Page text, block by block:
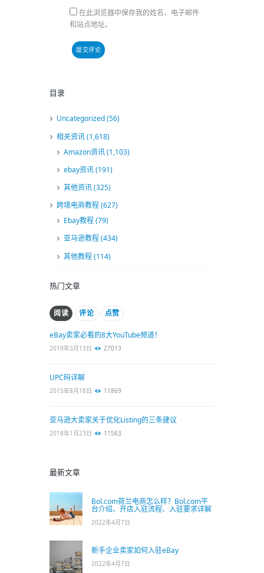
在此浏览器中保存我的姓名、电子邮件
和站点地址。
目录
Uncategorized(56)
相关资讯(1,618)
Amazon资讯(1,103)
ebay资讯(191)
其他资讯(325)
跨境电商教程(627)
Ebay教程(79)
亚马逊教程(434)
其他教程(114)
热门文章
阅读 评论 点赞
eBay卖家必看的8大YouTube频道！
2019年3月13日 27013
UPC码详解
2015年8月18日 11869
亚马逊大卖家关于优化Listing的三条建议
2018年1月23日 11563
最新文章
Bol.com荷兰电商怎么样？Bol.com平
台介绍、开店入驻流程、入驻要求详解
2022年4月7日
新手企业卖家如何入驻eBay
2022年4月7日